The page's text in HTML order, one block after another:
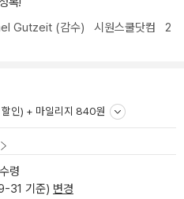
Gutzeit (감수) 시원스쿨닷컴 2
인) + 마일리지 840원
령
31 기준) 변경